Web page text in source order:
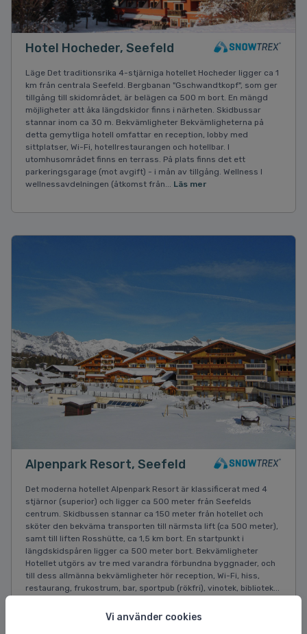
Vi använder cookies
Hotel Hocheder, Seefeld
Läge Det traditionsrika 4-stjärniga hotellet Hocheder ligger ca 1
km från centrala Seefeld. Bergbanan "Gschwandtkopf", som ger
tillgång till skidområdet, är belägen ca 500 m bort. En mängd
möjligheter att åka längdskidor finns i närheten. Skidbussar
stannar inom ca 30 m. Bekvämligheter Bekvämligheterna på
detta gemytliga hotell omfattar en reception, lobby med
sittplatser, Wi-Fi, hotellrestaurangen och hotellbar. I
utomhusområdet finns en terrass. På plats finns det ett
parkeringsgarage (mot avgift) - i mån av tillgång. Wellness I
wellnessavdelningen (åtkomst från... Läs mer
Alpenpark Resort, Seefeld
Det moderna hotellet Alpenpark Resort är klassificerat med 4
stjärnor (superior) och ligger ca 500 meter från Seefelds
centrum. Skidbussen stannar ca 150 meter från hotellet och
sköter den bekväma transporten till närmsta lift (ca 500 meter),
samt till liften Rosshütte, ca 1,5 km bort. En startpunkt i
längdskidspåren ligger ca 500 meter bort. Bekvämligheter
Hotellet utgörs av tre med varandra förbundna byggnader, och
till dess allmänna bekvämligheter hör reception, Wi-Fi, hiss,
restaurang, frukostrum, bar, sportpub (rökfri), vinotek, bibliotek...